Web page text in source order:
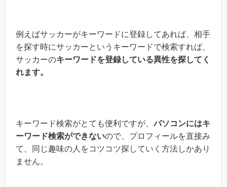
例えばサッカーがキーワードに登録してあれば、相手
を探す時にサッカーというキーワードで検索すれば、
サッカーのキーワードを登録している異性を探してく
れます。
キーワード検索がとても便利ですが、パソコンにはキ
ーワード検索ができないので、プロフィールを直接み
て、同じ趣味の人をコツコツ探していく方法しかあり
ません。